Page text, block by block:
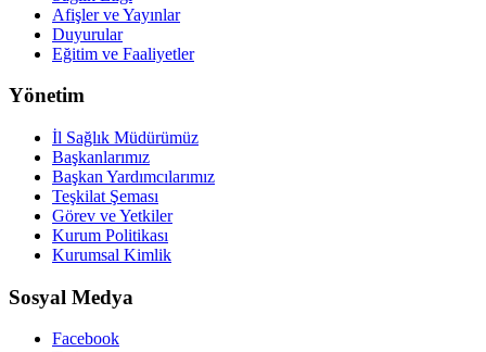
Afişler ve Yayınlar
Duyurular
Eğitim ve Faaliyetler
Yönetim
İl Sağlık Müdürümüz
Başkanlarımız
Başkan Yardımcılarımız
Teşkilat Şeması
Görev ve Yetkiler
Kurum Politikası
Kurumsal Kimlik
Sosyal Medya
Facebook